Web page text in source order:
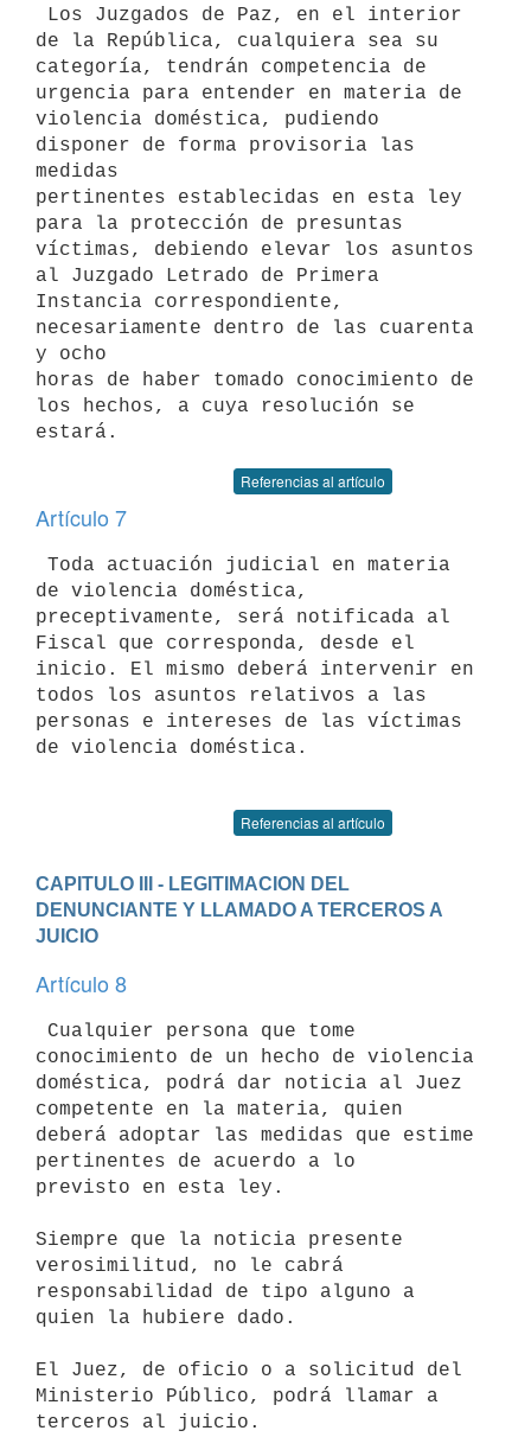
de la República, cualquiera sea su
categoría, tendrán competencia de
urgencia para entender en materia de
violencia doméstica, pudiendo
disponer de forma provisoria las
medidas
pertinentes establecidas en esta ley
para la protección de presuntas
víctimas, debiendo elevar los asuntos
al Juzgado Letrado de Primera
Instancia correspondiente,
necesariamente dentro de las cuarenta
y ocho
horas de haber tomado conocimiento de
los hechos, a cuya resolución se
Referencias al artículo
Artículo 7
de violencia doméstica,
preceptivamente, será notificada al
Fiscal que corresponda, desde el
inicio. El mismo deberá intervenir en
todos los asuntos relativos a las
personas e intereses de las víctimas
de violencia doméstica.
Referencias al artículo
CAPITULO III - LEGITIMACION DEL
DENUNCIANTE Y LLAMADO A TERCEROS A
JUICIO
Artículo 8
conocimiento de un hecho de violencia
doméstica, podrá dar noticia al Juez
competente en la materia, quien
deberá adoptar las medidas que estime
pertinentes de acuerdo a lo
previsto en esta ley.
Siempre que la noticia presente
verosimilitud, no le cabrá
responsabilidad de tipo alguno a
quien la hubiere dado.
El Juez, de oficio o a solicitud del
Ministerio Público, podrá llamar a
terceros al juicio.